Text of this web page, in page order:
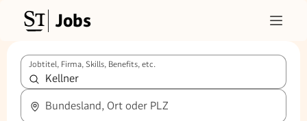
Jobs
Jobtitel, Firma, Skills, Benefits, etc.
Bundesland, Ort oder PLZ